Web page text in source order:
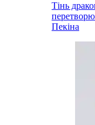
Тінь
Пекіна